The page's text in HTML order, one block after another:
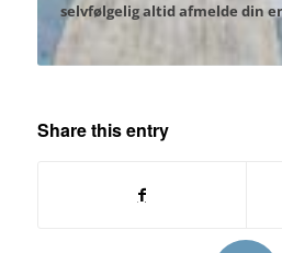
selvfølgelig altid afmelde din
Share this entry